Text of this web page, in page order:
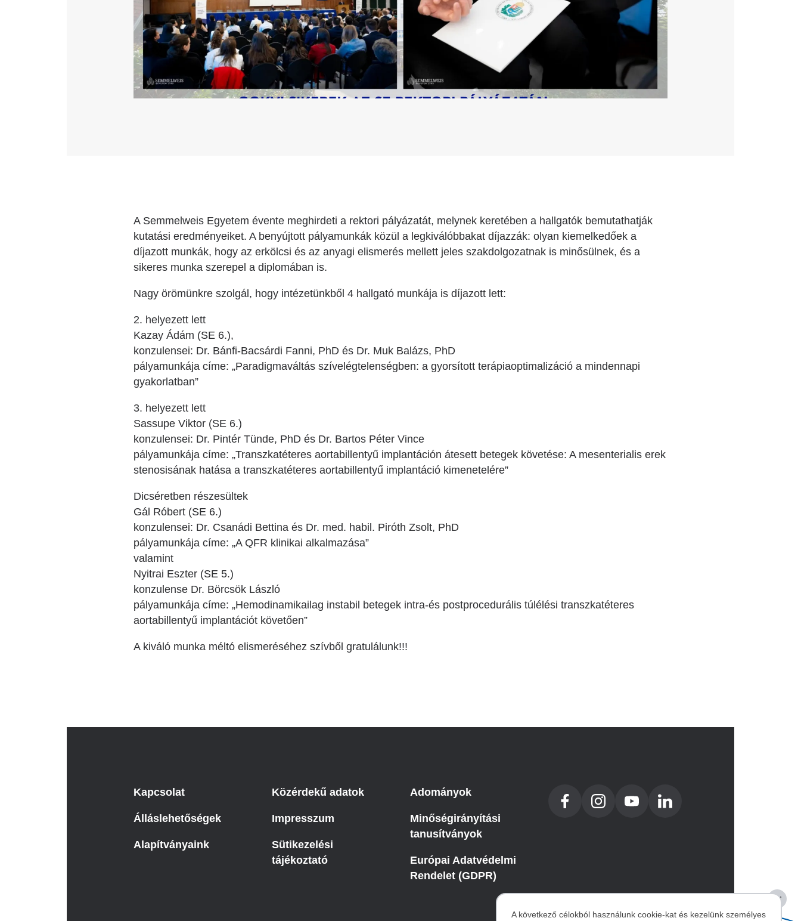
A Semmelweis Egyetem évente meghirdeti a rektori pályázatát, melynek keretében a hallgatók bemutathatják
kutatási eredményeiket. A benyújtott pályamunkák közül a legkiválóbbakat díjazzák: olyan kiemelkedőek a
díjazott munkák, hogy az erkölcsi és az anyagi elismerés mellett jeles szakdolgozatnak is minősülnek, és a
sikeres munka szerepel a diplomában is.
Nagy örömünkre szolgál, hogy intézetünkből 4 hallgató munkája is díjazott lett:
2. helyezett lett
Kazay Ádám (SE 6.),
konzulensei: Dr. Bánfi-Bacsárdi Fanni, PhD és Dr. Muk Balázs, PhD
pályamunkája címe: „Paradigmaváltás szívelégtelenségben: a gyorsított terápiaoptimalizáció a mindennapi
gyakorlatban”
3. helyezett lett
Sassupe Viktor (SE 6.)
konzulensei: Dr. Pintér Tünde, PhD és Dr. Bartos Péter Vince
pályamunkája címe: „Transzkatéteres aortabillentyű implantáción átesett betegek követése: A mesenterialis erek
stenosisának hatása a transzkatéteres aortabillentyű implantáció kimenetelére”
Dicséretben részesültek
Gál Róbert (SE 6.)
konzulensei: Dr. Csanádi Bettina és Dr. med. habil. Piróth Zsolt, PhD
pályamunkája címe: „A QFR klinikai alkalmazása”
valamint
Nyitrai Eszter (SE 5.)
konzulense Dr. Börcsök László
pályamunkája címe: „Hemodinamikailag instabil betegek intra-és postprocedurális túlélési transzkatéteres
aortabillentyű implantációt követően”
A kiváló munka méltó elismeréséhez szívből gratulálunk!!!
Kapcsolat
Álláslehetőségek
Alapítványaink
Közérdekű adatok
Impresszum
Sütikezelési
tájékoztató
Adományok
Minőségirányítási
tanusítványok
Európai Adatvédelmi
Rendelet (GDPR)
A következő célokból használunk cookie-kat és kezelünk személyes